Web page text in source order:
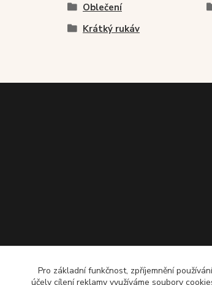
Oblečení
Krátký rukáv
Pro základní funkčnost, zpříjemnění
účely cílení reklamy využíváme soubory